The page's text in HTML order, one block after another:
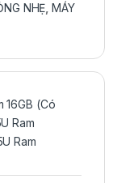
NHẸ ,MÁY
16GB (Có
Ram
Ram